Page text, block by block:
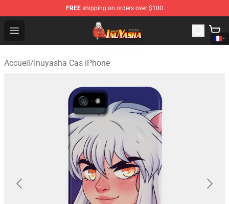
FREE shipping on orders over $100
Open menu
Inuyasha Store - Official Inuyasha Merchandise Shop
Accueil/Inuyasha Cas iPhone